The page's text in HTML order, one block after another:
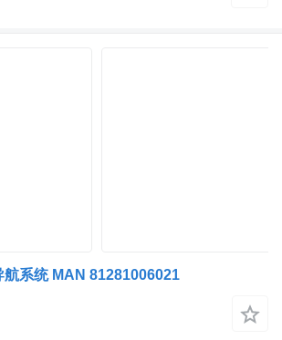
系统 MAN 81281006021